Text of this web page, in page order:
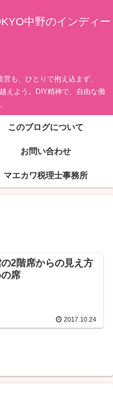
中野のインディー
も、ひとりで抱え込まず、
えよう。DIY精神で、自由な働
このブログについて
お問い合わせ
マエカワ税理士事務所
の2階席からの見え方
席
2017.10.24